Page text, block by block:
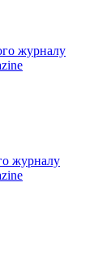
журналу
журналу